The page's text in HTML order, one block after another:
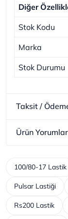
Diğer
Stok Kodu
Marka
Stok Durumu
Taksit /
Ürün
100/80-17 Lastik
Pulsar Lastiği
Rs200 Lastik